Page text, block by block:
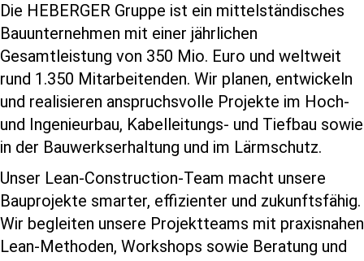
Die HEBERGER Gruppe ist ein mittelständisches
Bauunternehmen mit einer jährlichen
Gesamtleistung von 350 Mio. Euro und weltweit
rund 1.350 Mitarbeitenden. Wir planen, entwickeln
und realisieren anspruchsvolle Projekte im Hoch‑
und Ingenieurbau, Kabelleitungs‑ und Tiefbau sowie
in der Bauwerkserhaltung und im Lärmschutz.
Unser Lean-Construction-Team macht unsere
Bauprojekte smarter, effizienter und zukunftsfähig.
Wir begleiten unsere Projektteams mit praxisnahen
Lean‑Methoden, Workshops sowie Beratung und